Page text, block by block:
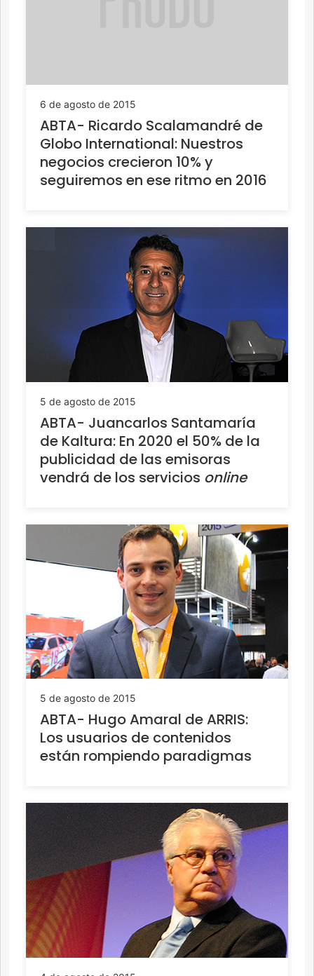
6 de agosto de 2015
ABTA- Ricardo Scalamandré de
Globo International: Nuestros
negocios crecieron 10% y
seguiremos en ese ritmo en 2016
5 de agosto de 2015
ABTA- Juancarlos Santamaría
de Kaltura: En 2020 el 50% de la
publicidad de las emisoras
vendrá de los servicios online
5 de agosto de 2015
ABTA- Hugo Amaral de ARRIS:
Los usuarios de contenidos
están rompiendo paradigmas